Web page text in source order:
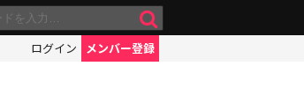
ログイン メンバー登録